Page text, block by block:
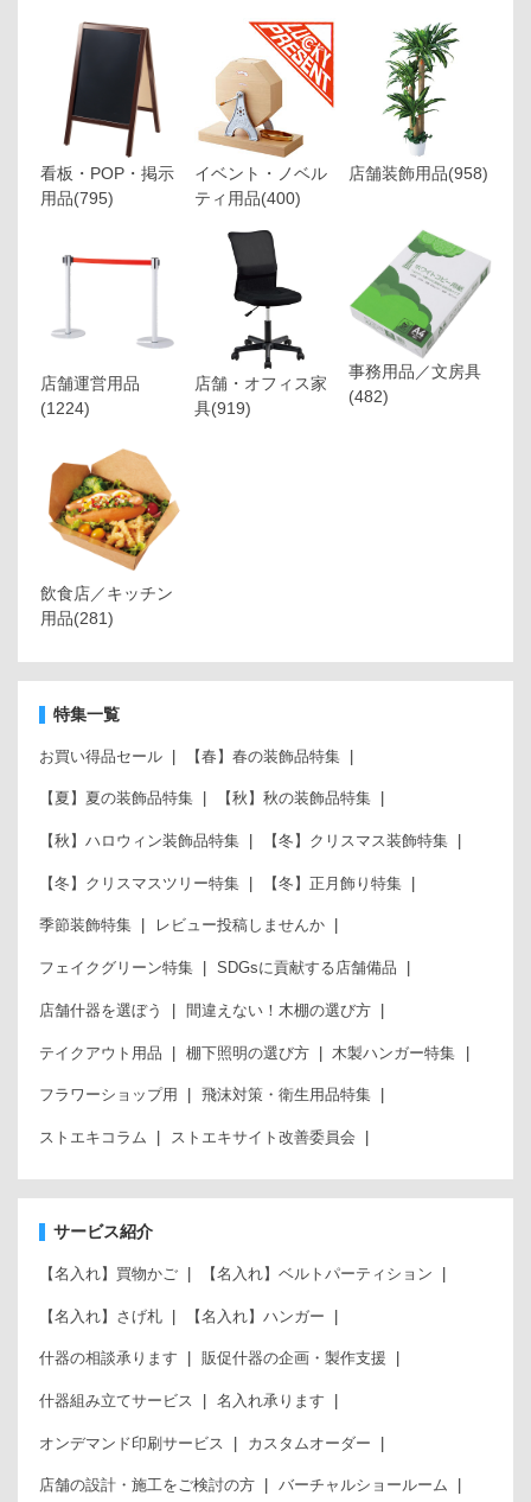
看板・POP・掲示
用品(795)
イベント・ノベル
ティ用品(400)
店舗装飾用品(958)
店舗運営用品
(1224)
店舗・オフィス家
具(919)
事務用品／文房具
(482)
飲食店／キッチン
用品(281)
特集一覧
お買い得品セール 【春】春の装飾品特集
【夏】夏の装飾品特集 【秋】秋の装飾品特集
【秋】ハロウィン装飾品特集 【冬】クリスマス装飾特集
【冬】クリスマスツリー特集 【冬】正月飾り特集
季節装飾特集 レビュー投稿しませんか
フェイクグリーン特集 SDGsに貢献する店舗備品
店舗什器を選ぼう 間違えない！木棚の選び方
テイクアウト用品 棚下照明の選び方 木製ハンガー特集
フラワーショップ用 飛沫対策・衛生用品特集
ストエキコラム ストエキサイト改善委員会
サービス紹介
【名入れ】買物かご 【名入れ】ベルトパーティション
【名入れ】さげ札 【名入れ】ハンガー
什器の相談承ります 販促什器の企画・製作支援
什器組み立てサービス 名入れ承ります
オンデマンド印刷サービス カスタムオーダー
店舗の設計・施工をご検討の方 バーチャルショールーム